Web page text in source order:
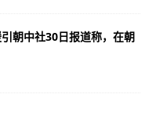
朝中社30日报道称，在朝